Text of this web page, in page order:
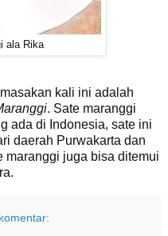
ala Rika
kali ini adalah
. Sate maranggi
ada di Indonesia, sate ini
daerah Purwakarta dan
maranggi juga bisa ditemui